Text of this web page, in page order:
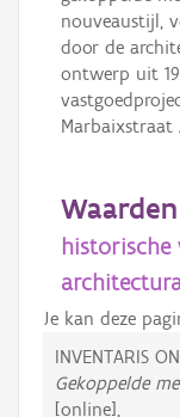
nouveaustijl,
door de
ontwerp uit
Marbaixstraat
Waarden
historische
Je kan deze
INVENTARIS
Gekoppelde
[online],